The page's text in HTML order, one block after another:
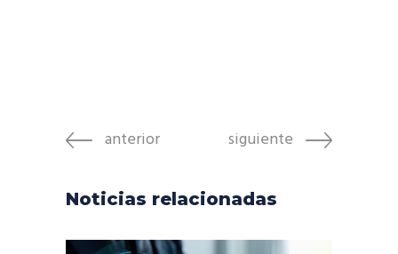
anterior siguiente
Noticias relacionadas